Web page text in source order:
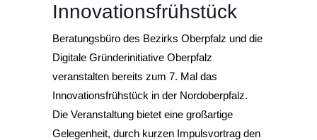
Innovationsfrühstück
Beratungsbüro des Bezirks Oberpfalz und die
Digitale Gründerinitiative Oberpfalz
veranstalten bereits zum 7. Mal das
Innovationsfrühstück in der Nordoberpfalz.
Die Veranstaltung bietet eine großartige
Gelegenheit, durch kurzen Impulsvortrag den